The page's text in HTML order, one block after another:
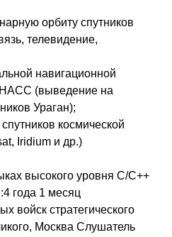
орбиту спутников
телевидение,
навигационной
(выведение на
Ураган);
космической
Iridium и др.)
высокого уровня С/С++
года 1 месяц
войск стратегического
Москва Слушатель